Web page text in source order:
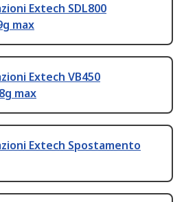
Extech SDL800
max
Extech VB450
max
Extech Spostamento